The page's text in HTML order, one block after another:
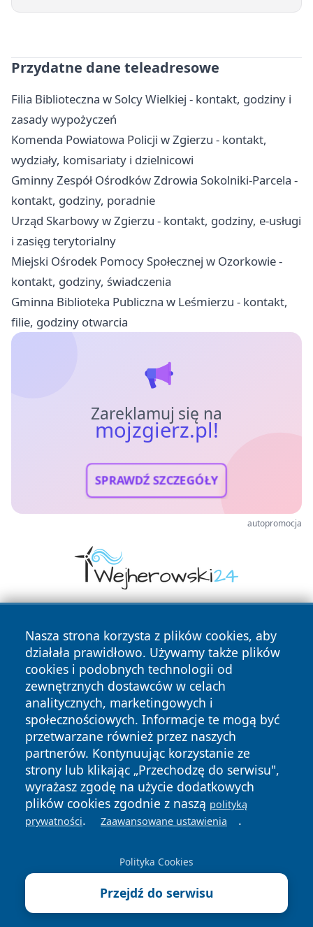
Przydatne dane teleadresowe
Filia Biblioteczna w Solcy Wielkiej - kontakt, godziny i
zasady wypożyczeń
Komenda Powiatowa Policji w Zgierzu - kontakt,
wydziały, komisariaty i dzielnicowi
Gminny Zespół Ośrodków Zdrowia Sokolniki-Parcela -
kontakt, godziny, poradnie
Urząd Skarbowy w Zgierzu - kontakt, godziny, e-usługi
i zasięg terytorialny
Miejski Ośrodek Pomocy Społecznej w Ozorkowie -
kontakt, godziny, świadczenia
Gminna Biblioteka Publiczna w Leśmierzu - kontakt,
filie, godziny otwarcia
Zareklamuj się na
mojzgierz.pl!
SPRAWDŹ SZCZEGÓŁY
autopromocja
Nasza strona korzysta z plików cookies, aby
działała prawidłowo. Używamy także plików
cookies i podobnych technologii od
zewnętrznych dostawców w celach
analitycznych, marketingowych i
społecznościowych. Informacje te mogą być
przetwarzane również przez naszych
partnerów. Kontynuując korzystanie ze
strony lub klikając „Przechodzę do serwisu",
wyrażasz zgodę na użycie dodatkowych
plików cookies zgodnie z naszą polityką
prywatności. Zaawansowane ustawienia .
Polityka Cookies
Przejdź do serwisu
Copyright © 2026 mojzgierz.pl Wszystkie prawa zastrzeżone.
News Autorzy
Polityka
Prywatności
Polityka
Cookies